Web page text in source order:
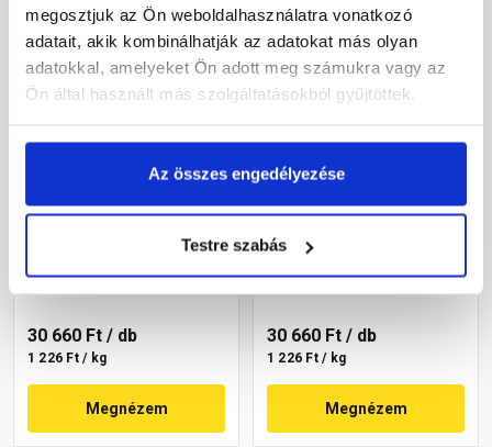
megosztjuk az Ön weboldalhasználatra vonatkozó
adatait, akik kombinálhatják az adatokat más olyan
adatokkal, amelyeket Ön adott meg számukra vagy az
Ön által használt más szolgáltatásokból gyűjtöttek.
Az összes engedélyezése
Testre szabás
Thermomaster szilikon
vékonyvakolat, kapart 2
Gyártói készleten
30 660 Ft / db
1 226 Ft / kg
Megnézem
Thermomaster szilikon
vékonyvakolat, kapart 1,5
mm 19-F 25 kg
Gyártói készleten
30 660 Ft / db
1 226 Ft / kg
Megnézem